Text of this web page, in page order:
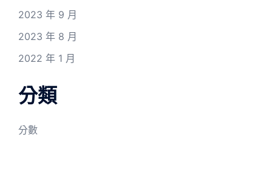
2023 年 9 月
2023 年 8 月
2022 年 1 月
分類
分數